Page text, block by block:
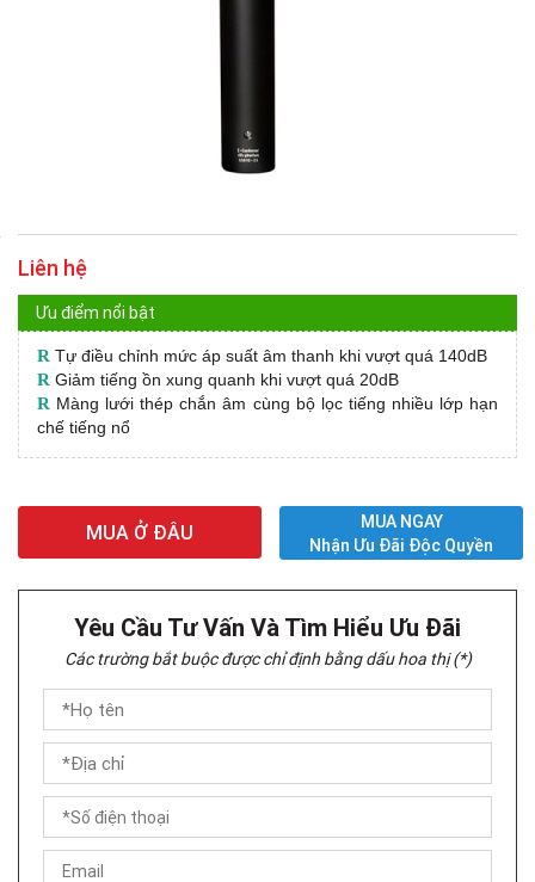
Liên hệ
Ưu điểm nổi bật
R Tự điều chỉnh mức áp suất âm thanh khi vượt quá 140dB
R Giảm tiếng ồn xung quanh khi vượt quá 20dB
R Màng lưới thép chắn âm cùng bộ lọc tiếng nhiều lớp hạn
chế tiếng nổ
MUA Ở ĐÂU
MUA NGAY
Nhận Ưu Đãi Độc Quyền
Yêu Cầu Tư Vấn Và Tìm Hiểu Ưu Đãi
Các trường bắt buộc được chỉ định bằng dấu hoa thị (*)